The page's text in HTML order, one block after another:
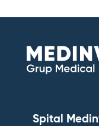
Spital